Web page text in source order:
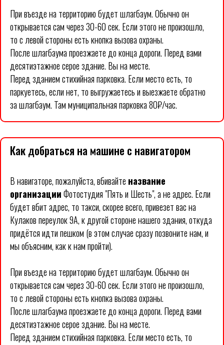
При въезде на территорию будет шлагбаум. Обычно он
открывается сам через 30-60 сек. Если этого не произошло,
то с левой стороны есть кнопка вызова охраны.
После шлагбаума проезжаете до конца дороги. Перед вами
десятиэтажное серое здание. Вы на месте.
Перед зданием стихийная парковка. Если место есть, то
паркуетесь, если нет, то выгружаетесь и выезжаете обратно
за шлагбаум. Там муниципальная парковка 80₽/час.
Как добраться на машине с навигатором
В навигаторе, пожалуйста, вбивайте название
организацииФотостудия "Пять и Шесть", а не адрес. Если
будет вбит адрес, то такси, скорее всего, привезет вас на
Кулаков переулок 9А, к другой стороне нашего здания, откуда
придётся идти пешком (в этом случае сразу позвоните нам, и
мы объясним, как к нам пройти).
При въезде на территорию будет шлагбаум. Обычно он
открывается сам через 30-60 сек. Если этого не произошло,
то с левой стороны есть кнопка вызова охраны.
После шлагбаума проезжаете до конца дороги. Перед вами
десятиэтажное серое здание. Вы на месте.
Перед зданием стихийная парковка. Если место есть, то